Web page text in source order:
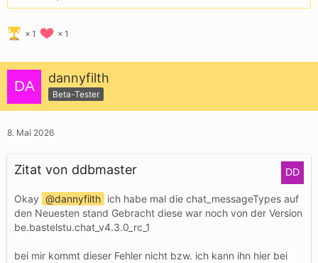
1 1
dannyfilth
Beta-Tester
8. Mai 2026
Zitat von ddbmaster
Okay dannyfilth ich habe mal die chat_messageTypes auf
den Neuesten stand Gebracht diese war noch von der Version
be.bastelstu.chat_v4.3.0_rc_1
bei mir kommt dieser Fehler nicht bzw. ich kann ihn hier bei